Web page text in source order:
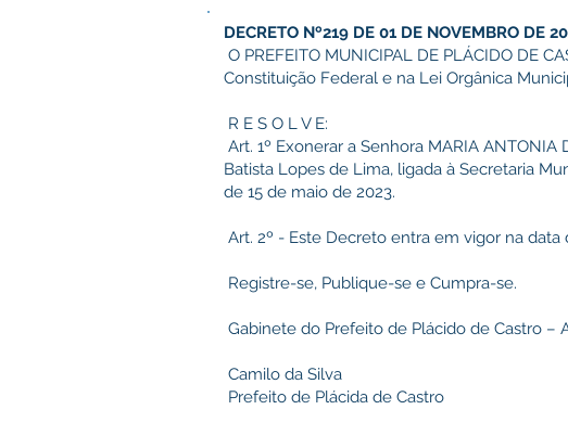
DECRETO Nº219 DE 01 DE NOVEMBRO DE
O PREFEITO MUNICIPAL DE PLÁCIDO DE
Constituição Federal e na Lei Orgânica
R E S O L V E:
Art. 1º Exonerar a Senhora MARIA
Batista Lopes de Lima, ligada à Secretaria
de 15 de maio de 2023.
Art. 2º - Este Decreto entra em vigor na
Registre-se, Publique-se e Cumpra-se.
Gabinete do Prefeito de Plácido de Castro –
Camilo da Silva
Prefeito de Plácida de Castro